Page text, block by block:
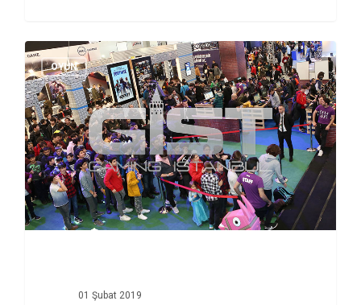
OYUN
01 Şubat 2019